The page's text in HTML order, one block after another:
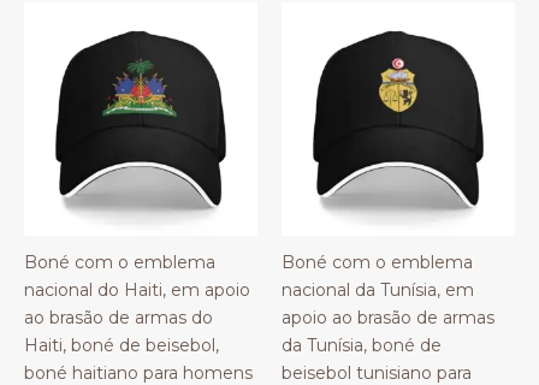
Boné com o emblema
nacional do Haiti, em apoio
ao brasão de armas do
Haiti, boné de beisebol,
boné haitiano para homens
Boné com o emblema
nacional da Tunísia, em
apoio ao brasão de armas
da Tunísia, boné de
beisebol tunisiano para